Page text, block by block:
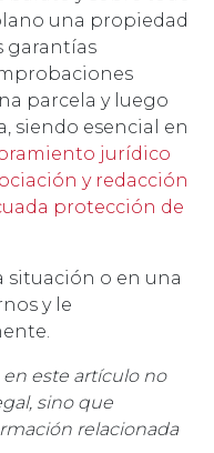
una propiedad
garantías
parcela y luego
siendo esencial en
jurídico
y redacción
protección de
situación o en una
y le
este artículo no
sino que
relacionada